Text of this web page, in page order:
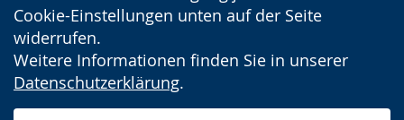
Cookie-Einstellungen unten auf der Seite
widerrufen.
Weitere Informationen finden Sie in unserer
Datenschutzerklärung.